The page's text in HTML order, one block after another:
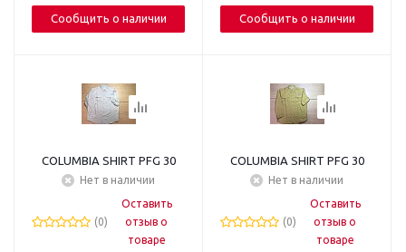
Сообщить о наличии Сообщить о наличии
COLUMBIA SHIRT PFG 30
Нет в наличии
(0)
Оставить
отзыв о
товаре
COLUMBIA SHIRT PFG 30
Нет в наличии
(0)
Оставить
отзыв о
товаре